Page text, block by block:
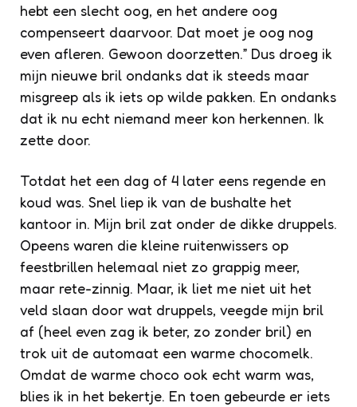
hebt een slecht oog, en het andere oog
compenseert daarvoor. Dat moet je oog nog
even afleren. Gewoon doorzetten.” Dus droeg ik
mijn nieuwe bril ondanks dat ik steeds maar
misgreep als ik iets op wilde pakken. En ondanks
dat ik nu echt niemand meer kon herkennen. Ik
zette door.
Totdat het een dag of 4 later eens regende en
koud was. Snel liep ik van de bushalte het
kantoor in. Mijn bril zat onder de dikke druppels.
Opeens waren die kleine ruitenwissers op
feestbrillen helemaal niet zo grappig meer,
maar rete-zinnig. Maar, ik liet me niet uit het
veld slaan door wat druppels, veegde mijn bril
af (heel even zag ik beter, zo zonder bril) en
trok uit de automaat een warme chocomelk.
Omdat de warme choco ook echt warm was,
blies ik in het bekertje. En toen gebeurde er iets